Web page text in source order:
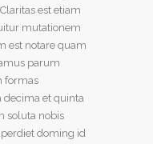
est etiam
mutationem
est notare quam
parum
formas
decima et quinta
soluta nobis
doming id